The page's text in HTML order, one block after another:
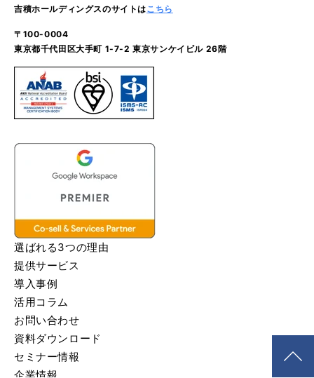
吉積ホールディングスのサイトはこちら
〒100-0004
東京都千代田区大手町 1-7-2 東京サンケイビル 26階
選ばれる3つの理由
提供サービス
導入事例
活用コラム
お問い合わせ
資料ダウンロード
セミナー情報
企業情報